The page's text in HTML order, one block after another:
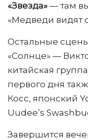
«Звезда» — там
«Медведи видят
Остальные сцены
«Солнце» —
китайская
первого дня
Косс, японский
Uudee’s
Завершится